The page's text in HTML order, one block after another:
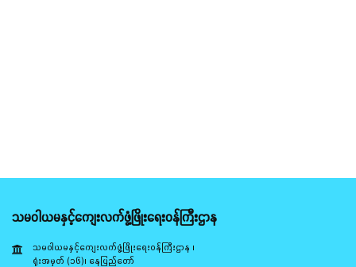
သမဝါယမနှင့်ကျေးလက်ဖွံ့ဖြိုးရေးဝန်ကြီးဌာန
သမဝါယမနှင့်ကျေးလက်ဖွံ့ဖြိုးရေးဝန်ကြီးဌာန ၊
ရုံးအမှတ် (၁၆)၊ နေပြည်တော်